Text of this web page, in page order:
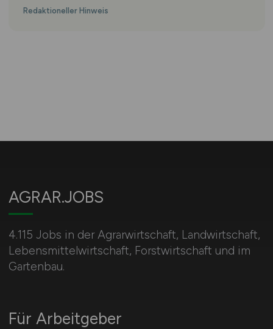
Redaktioneller Hinweis
AGRAR.JOBS
4.115 Jobs in der Agrarwirtschaft, Landwirtschaft,
Lebensmittelwirtschaft, Forstwirtschaft und im
Gartenbau.
Für Arbeitgeber